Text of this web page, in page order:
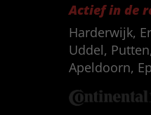
Actief in de
Harderwijk,
Uddel,
Apeldoorn,